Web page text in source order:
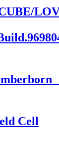
Cell